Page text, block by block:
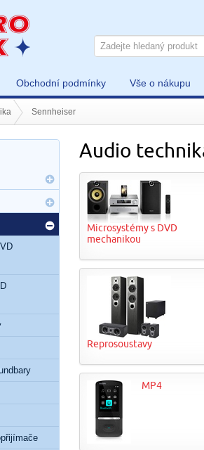
Obchodní podmínky Vše o nákupu
Sennheiser
Audio
Microsystémy s DVD
mechanikou
Reprosoustavy
MP4